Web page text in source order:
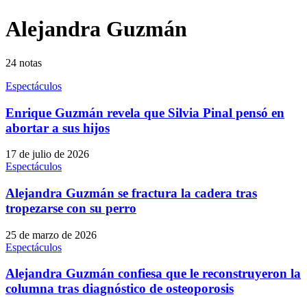
Alejandra Guzmán
24 notas
Espectáculos
Enrique Guzmán revela que Silvia Pinal pensó en
abortar a sus hijos
17 de julio de 2026
Espectáculos
Alejandra Guzmán se fractura la cadera tras
tropezarse con su perro
25 de marzo de 2026
Espectáculos
Alejandra Guzmán confiesa que le reconstruyeron la
columna tras diagnóstico de osteoporosis